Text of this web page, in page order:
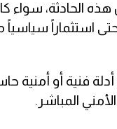
هذه الحادثة،
استثماراً
فنية أو أمنية
المباشر.